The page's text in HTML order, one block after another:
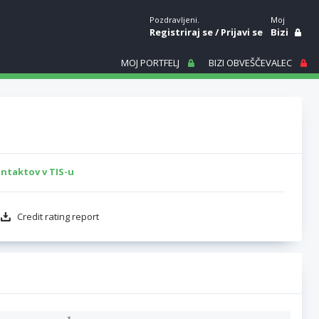
Pozdravljeni.
Registriraj se/Prijavi se
Moj
Bizi
MOJ PORTFELJ BIZI OBVEŠČEVALEC
v TIS-u
Credit rating report